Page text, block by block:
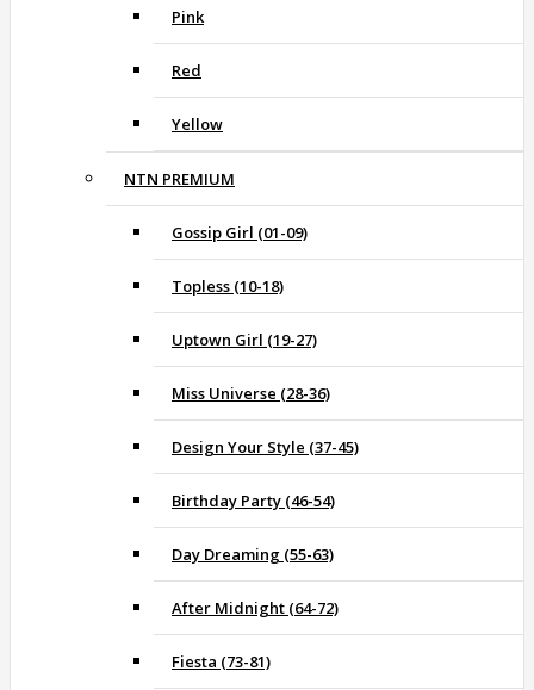
Pink
Red
Yellow
NTN PREMIUM
Gossip Girl (01-09)
Topless (10-18)
Uptown Girl (19-27)
Miss Universe (28-36)
Design Your Style (37-45)
Birthday Party (46-54)
Day Dreaming (55-63)
After Midnight (64-72)
Fiesta (73-81)